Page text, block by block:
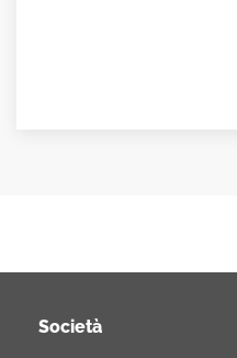
Società